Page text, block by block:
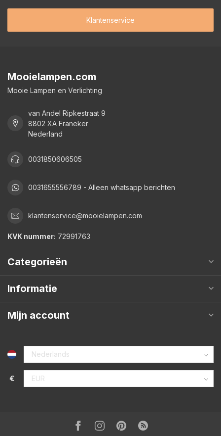
Klantenservice
Mooielampen.com
Mooie Lampen en Verlichting
van Andel Ripkestraat 9
8802 XA Franeker
Nederland
0031850606505
0031655556789 - Alleen whatsapp berichten
klantenservice@mooielampen.com
KVK nummer: 72991763
Categorieën
Informatie
Mijn account
€